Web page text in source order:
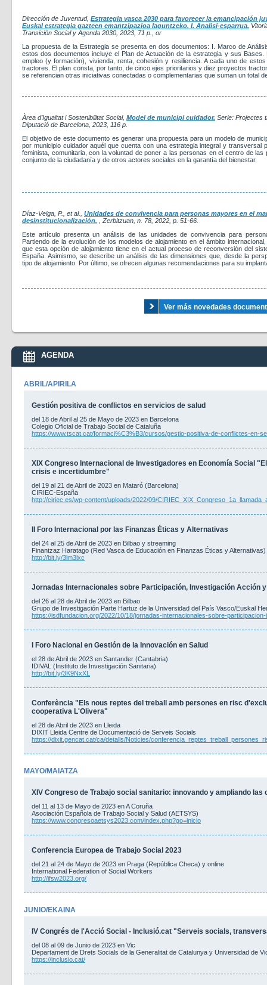
Dirección de Juventud, Estrategia vasca 2030 para favorecer la emancipación
Euskal estrategia gazteen emantzipazioa laguntzeko. I. Analisi-esparrua.
Transición Social y Agenda 2030 , 2023 , 71 p., or
La propuesta de la Estrategia se presenta en dos documentos: I. Marco de
estos dos documentos incluye el Plan de Actuación de la estrategia y sus
empleo (y formación), vivienda, renta, cohesión y resiliencia. A cada uno de
tractores. El plan consta, por tanto, de cinco ejes prioritarios y diez proyectos
se referencian otras iniciativas conectadas o complementarias que suman un total
Àrea d’Igualtat i Sostenibilitat Social, Model de municipi cuidador. Serie: Projectes
Diputació de Barcelona , 2023 , 116 p.
El objetivo de este documento es generar una propuesta para un modelo de
por municipio cuidador aquél que cuenta con una estrategia integral y transversal
feminista, comunitaria, con la voluntad de poner a las personas en el centro de
conjunto de la ciudadanía y de otros actores sociales en la garantía del bienestar.
Díaz-Veiga, P., et al., Unidades de convivencia para personas mayores en el
desinstitucionalización. , Zerbitzuan, n. 78, 2022, p. 51-66.
Este artículo presenta un análisis de las unidades de convivencia para
Partiendo de la evolución de los modelos de alojamiento en el ámbito
que esta opción de alojamiento tiene en el actual proceso de reconversión del
España. Asimismo, se describe un análisis de las dimensiones que, desde la
tipo de alojamiento. Por último, se ofrecen algunas recomendaciones para su
Ver más novedades
AGENDA
ABRIL/APIRILA
Gestión positiva de conflictos en servicios de salud
del 18 de Abril al 25 de Mayo de 2023 en Barcelona
Colegio Oficial de Trabajo Social de Cataluña
https://www.tscat.cat/formaci%C3%B3/cursos/gestio-positiva-de-conflictes-en-
XIX Congreso Internacional de Investigadores en Economía Social
crisis e incertidumbre"
del 19 al 21 de Abril de 2023 en Mataró (Barcelona)
CIRIEC-España
http://ciriec.es/wp-content/uploads/2022/09/
II Foro Internacional por las Finanzas Éticas y Alternativas
del 24 al 25 de Abril de 2023 en Bilbao y streaming
Finantzaz Haratago (Red Vasca de Educación en Finanzas Éticas y Alternativas)
http://bit.ly/3lm3lxc
Jornadas Internacionales sobre Participación, Investigación Acción
del 26 al 28 de Abril de 2023 en Bilbao
Grupo de Investigación Parte Hartuz de la Universidad del País Vasco/Euskal
https://isdfundacion.org/2022/10/18/jornadas-internacionales-sobre-
I Foro Nacional en Gestión de la Innovación en Salud
el 28 de Abril de 2023 en Santander (Cantabria)
IDIVAL (Instituto de Investigación Sanitaria)
http://bit.ly/3K9NxXL
Conferència "Els nous reptes del treball amb persones en risc
cooperativa L'Olivera"
el 28 de Abril de 2023 en Lleida
DIXIT Lleida Centre de Documentació de Serveis Socials
https://dixit.gencat.cat/ca/detalls/Noticies/
MAYO/MAIATZA
XIV Congreso de Trabajo social sanitario: innovando y ampliando
del 11 al 13 de Mayo de 2023 en A Coruña
Asociación Española de Trabajo Social y Salud (AETSYS)
https://www.congresoaetsys2023.com/index.php?go=inicio
Conferencia Europea de Trabajo Social 2023
del 21 al 24 de Mayo de 2023 en Praga (República Checa) y online
International Federation of Social Workers
http://ifsw2023.org/
JUNIO/EKAINA
IV Congrés de l'Acció Social - Inclusió.cat "Serveis socials,
del 08 al 09 de Junio de 2023 en Vic
Departament de Drets Socials de la Generalitat de Catalunya y Universidad de
https://inclusio.cat/